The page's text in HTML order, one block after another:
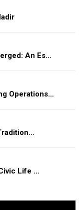
An Es…
Operations…
Life …